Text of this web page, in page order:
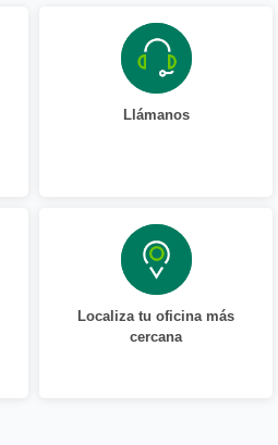
Llámanos
Localiza tu oficina más
cercana